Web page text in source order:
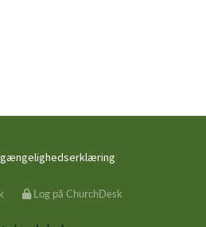
Log på ChurchDesk